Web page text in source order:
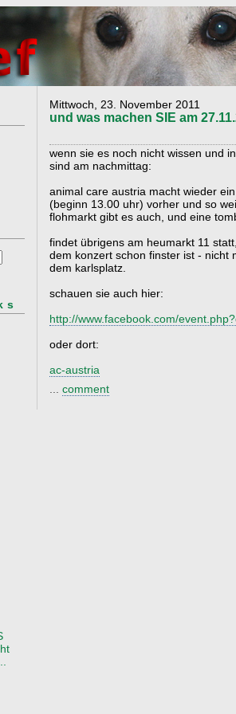
Mittwoch, 23. November 2011
und was machen SIE am
wenn sie es noch nicht wissen und
sind am nachmittag:
animal care austria macht wieder
(beginn 13.00 uhr) vorher und so
flohmarkt gibt es auch, und eine
findet übrigens am heumarkt 11
dem konzert schon finster ist - nicht
dem karlsplatz.
schauen sie auch hier:
http://www.facebook.com/
oder dort:
ac-austria
comment